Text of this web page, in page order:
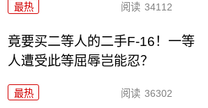
最热 阅读 34112
竟要买二等人的二手F-16！一等
人遭受此等屈辱岂能忍？
最热 阅读 36302